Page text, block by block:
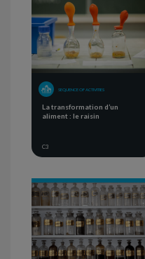
SEQUENCE OF ACTIVITIES
La transformation d’un
aliment : le raisin
C3